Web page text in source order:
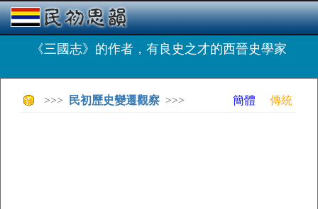
《三國志》的作者，有良史之才的西晉史學家
>>> 民初歷史變遷觀察 >>> 簡體 傳統